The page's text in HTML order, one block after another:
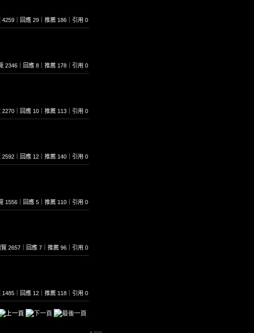
｜回應 29｜推薦 186｜引用 0
2346｜回應 8｜推薦 178｜引用 0
｜回應 10｜推薦 113｜引用 0
｜回應 12｜推薦 140｜引用 0
1556｜回應 5｜推薦 110｜引用 0
2657｜回應 7｜推薦 96｜引用 0
｜回應 12｜推薦 118｜引用 0